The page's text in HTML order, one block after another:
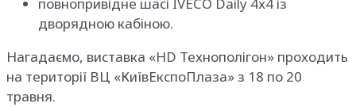
повнопривідне шасі IVECO Daily 4х4 із
дворядною кабіною.
Нагадаємо, виставка «HD Технополігон» проходить
на території ВЦ «КиївЕкспоПлаза» з 18 по 20
травня.